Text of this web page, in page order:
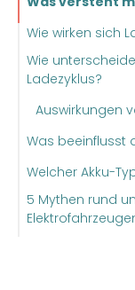
Wie wirken sich
Wie
Ladezyklus?
Auswirkungen
Was beeinflusst
Welcher Akku-
5 Mythen rund